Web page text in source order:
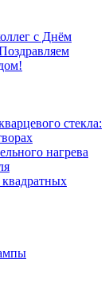
с Днём
стекла:
нагрева